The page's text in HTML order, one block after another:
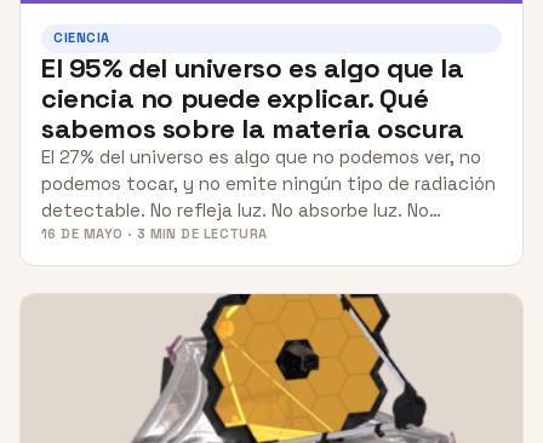
CIENCIA
El 95% del universo es algo que la
ciencia no puede explicar. Qué
sabemos sobre la materia oscura
El 27% del universo es algo que no podemos ver, no
podemos tocar, y no emite ningún tipo de radiación
detectable. No refleja luz. No absorbe luz. No…
16 DE MAYO · 3 MIN DE LECTURA